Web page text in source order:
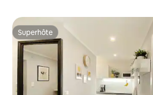
Superhôte
Superhôte